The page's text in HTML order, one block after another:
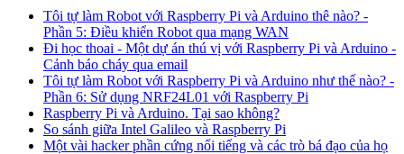
Tôi tự làm Robot với Raspberry Pi và Arduino thê nào? -
Phần 5: Điều khiển Robot qua mạng WAN
Đi học thoai - Một dự án thú vị với Raspberry Pi và Arduino -
Cảnh báo cháy qua email
Tôi tự làm Robot với Raspberry Pi và Arduino như thế nào? -
Phần 6: Sử dụng NRF24L01 với Raspberry Pi
Raspberry Pi và Arduino. Tại sao không?
So sánh giữa Intel Galileo và Raspberry Pi
Một vài hacker phần cứng nổi tiếng và các trò bá đạo của họ